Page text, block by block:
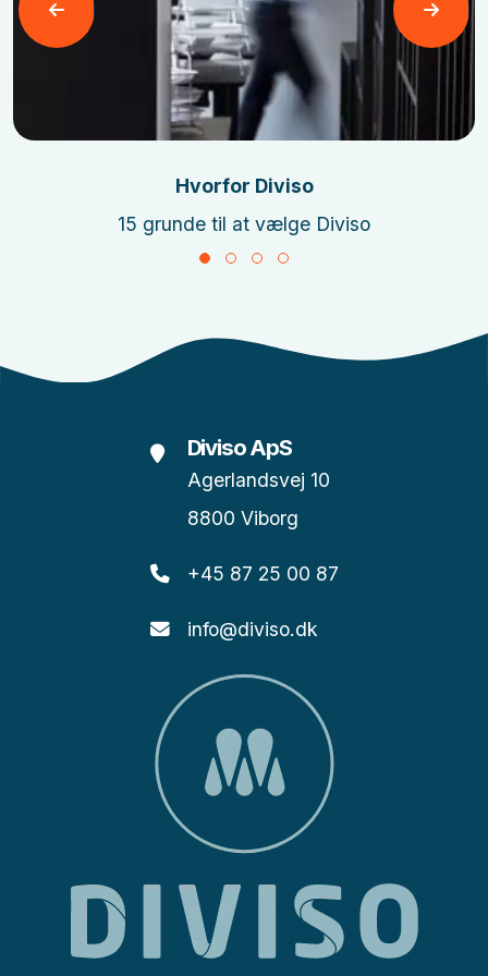
Læs mere
Hvorfor Diviso
15 grunde til at vælge Diviso
Diviso ApS
Agerlandsvej 10
8800 Viborg
+45 87 25 00 87
info@diviso.dk